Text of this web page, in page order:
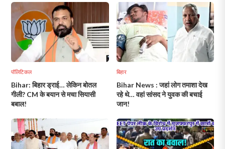
पॉलिटिकल
Bihar: बिहार ड्राई… लेकिन बोतल
गीली? CM के बयान से मचा सियासी
बबाल!
बिहार
Bihar News : जहां लोग तमाशा देख
रहे थे… वहां सांसद ने युवक की बचाई
जान!